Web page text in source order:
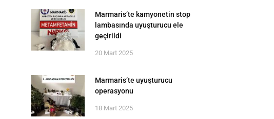
Marmaris’te kamyonetin stop
lambasında uyuşturucu ele
geçirildi
20 Mart 2025
Marmaris’te uyuşturucu
operasyonu
18 Mart 2025